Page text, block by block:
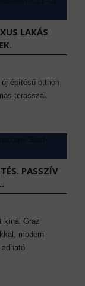
LAKÁS
építésű otthon
terasszal.
PASSZÍV
kínál Graz
modern